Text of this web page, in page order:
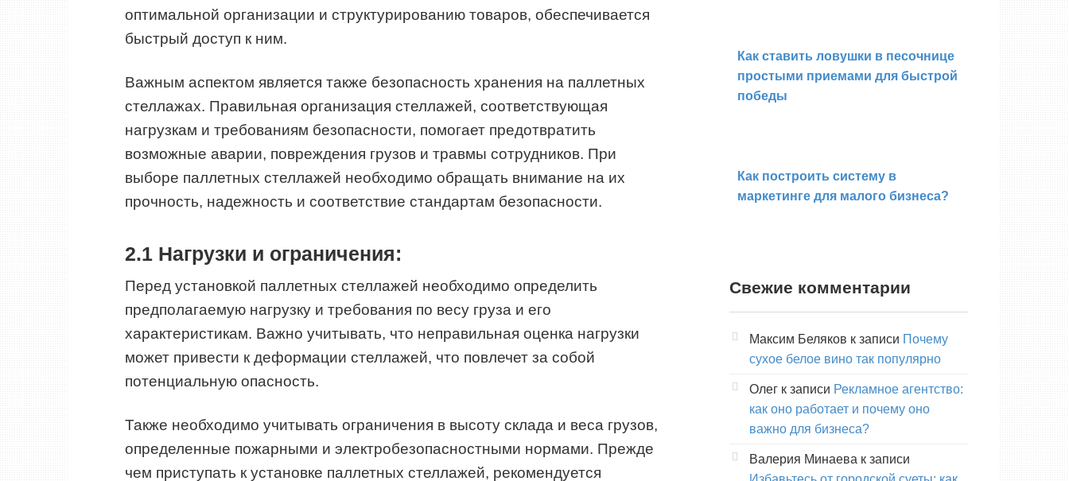
оптимальной организации и структурированию товаров, обеспечивается
быстрый доступ к ним.
Важным аспектом является также безопасность хранения на паллетных
стеллажах. Правильная организация стеллажей, соответствующая
нагрузкам и требованиям безопасности, помогает предотвратить
возможные аварии, повреждения грузов и травмы сотрудников. При
выборе паллетных стеллажей необходимо обращать внимание на их
прочность, надежность и соответствие стандартам безопасности.
2.1 Нагрузки и ограничения:
Перед установкой паллетных стеллажей необходимо определить
предполагаемую нагрузку и требования по весу груза и его
характеристикам. Важно учитывать, что неправильная оценка нагрузки
может привести к деформации стеллажей, что повлечет за собой
потенциальную опасность.
Также необходимо учитывать ограничения в высоту склада и веса грузов,
определенные пожарными и электробезопасностными нормами. Прежде
чем приступать к установке паллетных стеллажей, рекомендуется
Как ставить ловушки в песочнице
простыми приемами для быстрой
победы
Как построить систему в
маркетинге для малого бизнеса?
Свежие комментарии
Максим Беляков к записи Почему
сухое белое вино так популярно
Олег к записи Рекламное агентство:
как оно работает и почему оно
важно для бизнеса?
Валерия Минаева к записи